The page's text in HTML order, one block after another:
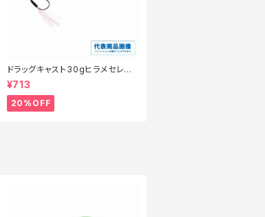
ドラッグキャスト30gヒラメセレク
ション【特価ルアー】【20】
¥713
20%OFF